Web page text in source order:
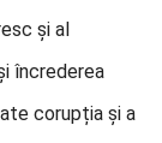
și al
încrederea
corupția și a